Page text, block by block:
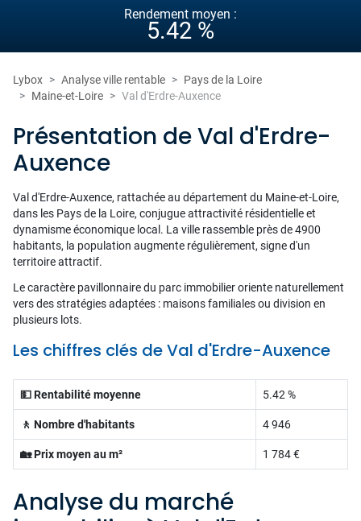
Rendement moyen :
5.42 %
Lybox Analyse ville rentable
Pays de la Loire
Maine-et-Loire
Val d'Erdre-Auxence
Présentation de Val d'Erdre-
Auxence
Val d'Erdre-Auxence, rattachée au département du Maine-et-Loire,
dans les Pays de la Loire, conjugue attractivité résidentielle et
dynamisme économique local. La ville rassemble près de 4900
habitants, la population augmente régulièrement, signe d'un
territoire attractif.
Le caractère pavillonnaire du parc immobilier oriente naturellement
vers des stratégies adaptées : maisons familiales ou division en
plusieurs lots.
Les chiffres clés de Val d'Erdre-Auxence
💵 Rentabilité moyenne 5.42 %
🚶 Nombre d'habitants 4 946
🏡 Prix moyen au m² 1 784 €
Analyse du marché